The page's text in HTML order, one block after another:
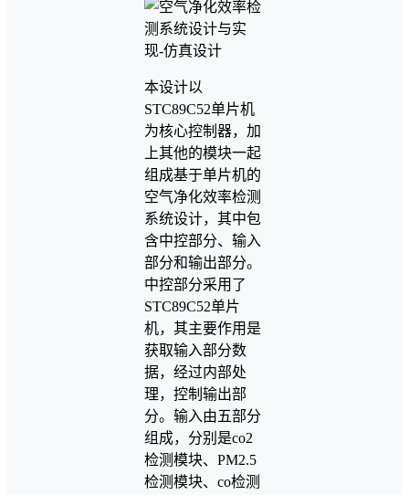
本设计以
STC89C52单片机
为核心控制器，加
上其他的模块一起
组成基于单片机的
空气净化效率检测
系统设计，其中包
含中控部分、输入
部分和输出部分。
中控部分采用了
STC89C52单片
机，其主要作用是
获取输入部分数
据，经过内部处
理，控制输出部
分。输入由五部分
组成，分别是co2
检测模块、PM2.5
检测模块、co检测